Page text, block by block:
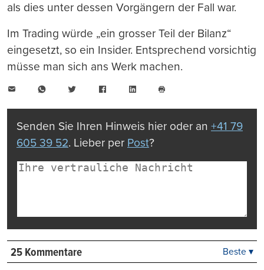
als dies unter dessen Vorgängern der Fall war.
Im Trading würde „ein grosser Teil der Bilanz“
eingesetzt, so ein Insider. Entsprechend vorsichtig
müsse man sich ans Werk machen.
WhatsAppTwitter FacebookLinkedIn
drucken
Senden Sie Ihren Hinweis hier oder an +41 79
605 39 52. Lieber per Post?
25 Kommentare Beste ▾